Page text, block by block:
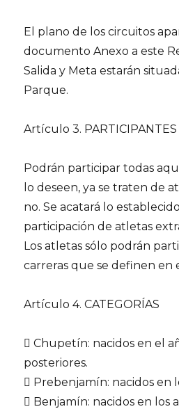
El plano de los circuitos
documento Anexo a este
Salida y Meta estarán
Parque.
Artículo 3. PARTICIPANTES
Podrán participar todas
lo deseen, ya se traten de
no. Se acatará lo
participación de atletas
Los atletas sólo podrán
carreras que se definen en
Artículo 4. CATEGORÍAS
 Chupetín: nacidos en el
posteriores.
 Prebenjamín: nacidos en
 Benjamín: nacidos en los